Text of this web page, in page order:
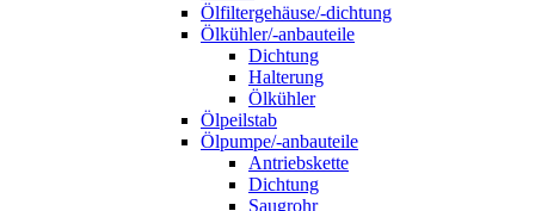
Ölfiltergehäuse/-dichtung
Ölkühler/-anbauteile
Dichtung
Halterung
Ölkühler
Ölpeilstab
Ölpumpe/-anbauteile
Antriebskette
Dichtung
Saugrohr